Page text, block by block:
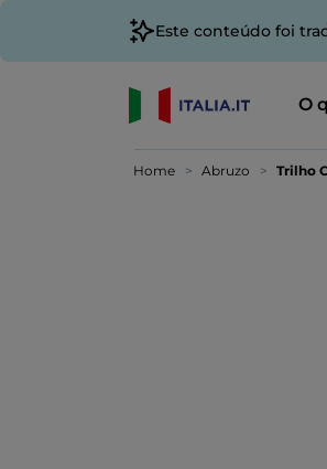
Este conteúdo foi
O
Home Abruzo Trilho